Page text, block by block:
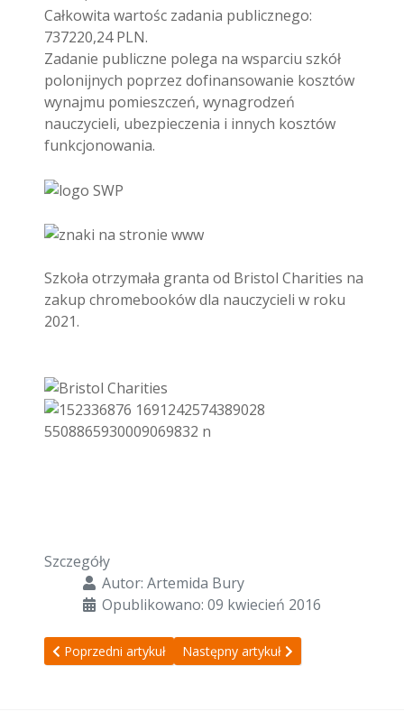
Całkowita wartośc zadania publicznego:
737220,24 PLN.
Zadanie publiczne polega na wsparciu szkół
polonijnych poprzez dofinansowanie kosztów
wynajmu pomieszczeń, wynagrodzeń
nauczycieli, ubezpieczenia i innych kosztów
funkcjonowania.
Szkoła otrzymała granta od Bristol Charities na
zakup chromebooków dla nauczycieli w roku
2021.
Szczegóły
Autor: Artemida Bury
Opublikowano: 09 kwiecień 2016
Poprzedni artykuł: Zasady zaliczenia termu III
Poprzedni artykuł Następny artykuł: Procedury /
Następny artykuł